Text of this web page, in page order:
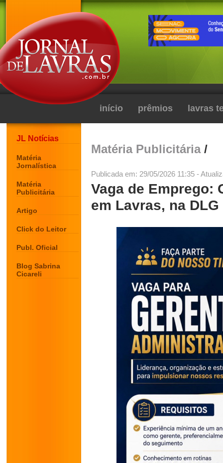
início prêmios lavras
JL Notícias
Matéria
Jornalística
Matéria
Publicitária
Artigo
Click do Leitor
Publ. Oficial
Blog Sabrina
Cicareli
Matéria Publicitária/
Publicada em: 29/05/2026 11:35 -
Vaga de Emprego:
em Lavras, na